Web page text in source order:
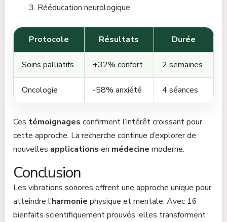
Rééducation neurologique
Protocole Résultats Durée
Soins palliatifs +32% confort 2 semaines
Oncologie -58% anxiété 4 séances
Ces témoignages confirment l’intérêt croissant pour
cette approche. La recherche continue d’explorer de
nouvelles applications en médecine moderne.
Conclusion
Les vibrations sonores offrent une approche unique pour
atteindre l’harmonie physique et mentale. Avec 16
bienfaits scientifiquement prouvés, elles transforment